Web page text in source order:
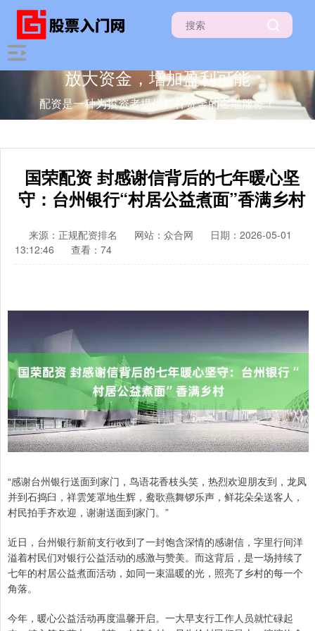
放大资金，增加盈利可能
配资是一种为投资者提供杠杆资金的金融服务！
国荣配资 封感谢信背后的七年暖心坚
守：台州银行“村居公益煮面”香满乡村
来源：正规配资排名 网站：众合网
日期：2026-05-01
13:12:46
查看：74
“感谢台州银行送面到家门，鸟语花香枝头笑，热烈欢迎朋友到，龙凤
并到石捣臼，祥雲笼罩地生辉，鸯歌燕舞锣乐声，鲜花朵朵送客人，
村民拍手齐欢迎，谢谢送面到家门。”
近日，台州银行新前支行收到了一封饱含深情的感谢信，字里行间洋
溢着村民们对银行公益活动的感激与赞美。而这背后，是一场持续了
七年的村居公益煮面活动，如同一束温暖的光，照亮了乡村的每一个
角落。
今年，暖心公益活动再度温馨开启。一大早支行工作人员就忙碌起